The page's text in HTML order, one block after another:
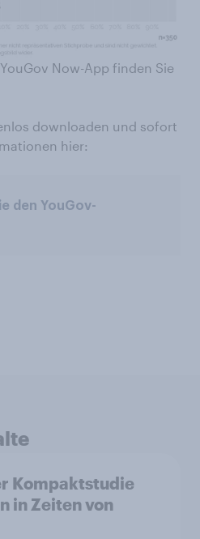
Now-App finden Sie
downloaden und sofort
hier:
den YouGov-
Kompaktstudie
in Zeiten von